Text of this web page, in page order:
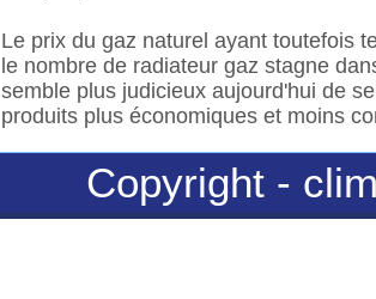
Le prix du gaz naturel ayant toutefois
le nombre de radiateur gaz stagne
semble plus judicieux aujourd'hui de
produits plus économiques et moins
Copyright -